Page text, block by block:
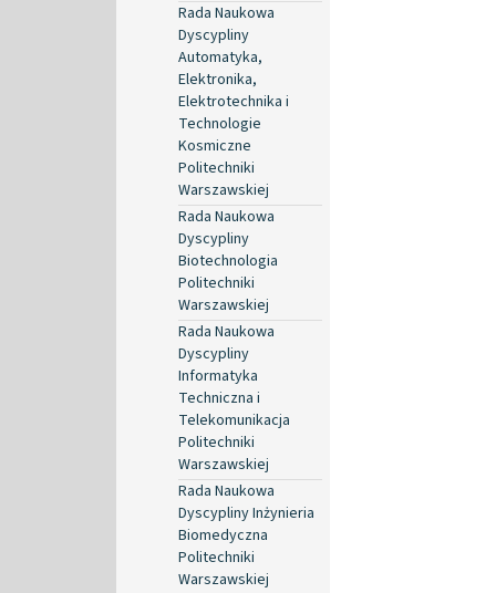
Rada Naukowa
Dyscypliny
Automatyka,
Elektronika,
Elektrotechnika i
Technologie
Kosmiczne
Politechniki
Warszawskiej
Rada Naukowa
Dyscypliny
Biotechnologia
Politechniki
Warszawskiej
Rada Naukowa
Dyscypliny
Informatyka
Techniczna i
Telekomunikacja
Politechniki
Warszawskiej
Rada Naukowa
Dyscypliny Inżynieria
Biomedyczna
Politechniki
Warszawskiej